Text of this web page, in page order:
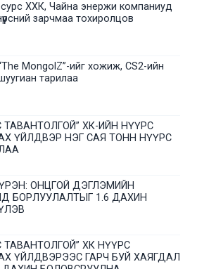
ХХК, Чайна энержи компаниуд
зарчмаа тохиролцов
MongolZ”-ийг хожиж, CS2-ийн
тарилаа
ТАВАНТОЛГОЙ” ХК-ИЙН НҮҮРС
ҮЙЛДВЭР НЭГ САЯ ТОНН НҮҮРС
ОНЦГОЙ ДЭГЛЭМИЙН
БОРЛУУЛАЛТЫГ 1.6 ДАХИН
ТАВАНТОЛГОЙ” ХК НҮҮРС
ҮЙЛДВЭРЭЭС ГАРЧ БУЙ ХАЯГДАЛ